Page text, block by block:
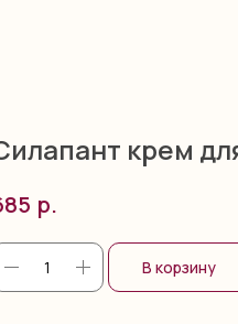
крем
р.
В корзину